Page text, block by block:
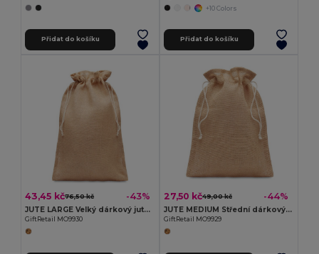
Přidat do košíku
+10 Colors
Přidat do košíku
43,45 kč76,50 kč -43%
JUTE LARGE Velký dárkový jutový pytlík
GiftRetail MO9930
27,50 kč49,00 kč -44%
JUTE MEDIUM Střední dárkový jutový pytlík
GiftRetail MO9929